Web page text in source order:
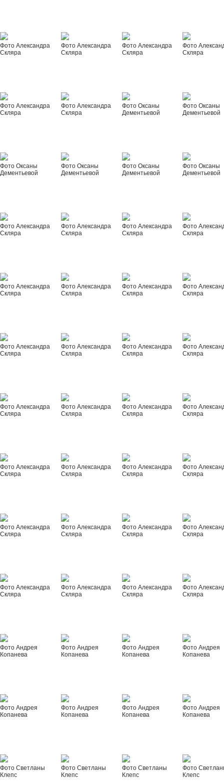
Фото Александра
Скляра
Фото Александра
Скляра
Фото Александра
Скляра
Фото
Скляра
Фото Александра
Скляра
Фото Александра
Скляра
Фото Оксаны
Дементьевой
Фото Оксаны
Дементьевой
Фото Оксаны
Дементьевой
Фото Оксаны
Дементьевой
Фото Оксаны
Дементьевой
Фото Оксаны
Дементьевой
Фото Александра
Скляра
Фото Александра
Скляра
Фото Александра
Скляра
Фото
Скляра
Фото Александра
Скляра
Фото Александра
Скляра
Фото Александра
Скляра
Фото
Скляра
Фото Александра
Скляра
Фото Александра
Скляра
Фото Александра
Скляра
Фото
Скляра
Фото Александра
Скляра
Фото Александра
Скляра
Фото Александра
Скляра
Фото
Скляра
Фото Александра
Скляра
Фото Александра
Скляра
Фото Александра
Скляра
Фото
Скляра
Фото Александра
Скляра
Фото Александра
Скляра
Фото Александра
Скляра
Фото
Скляра
Фото Александра
Скляра
Фото Александра
Скляра
Фото Александра
Скляра
Фото
Скляра
Фото Андрея
Копанева
Фото Андрея
Копанева
Фото Андрея
Копанева
Фото Андрея
Копанева
Фото Андрея
Копанева
Фото Андрея
Копанева
Фото Андрея
Копанева
Фото Андрея
Копанева
Фото Светланы
Клепс
Фото Светланы
Клепс
Фото Светланы
Клепс
Фото
Клепс